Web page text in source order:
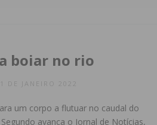
boiar no rio
21 DE JANEIRO 2022
um corpo a flutuar no caudal do
avança o Jornal de Notícias,